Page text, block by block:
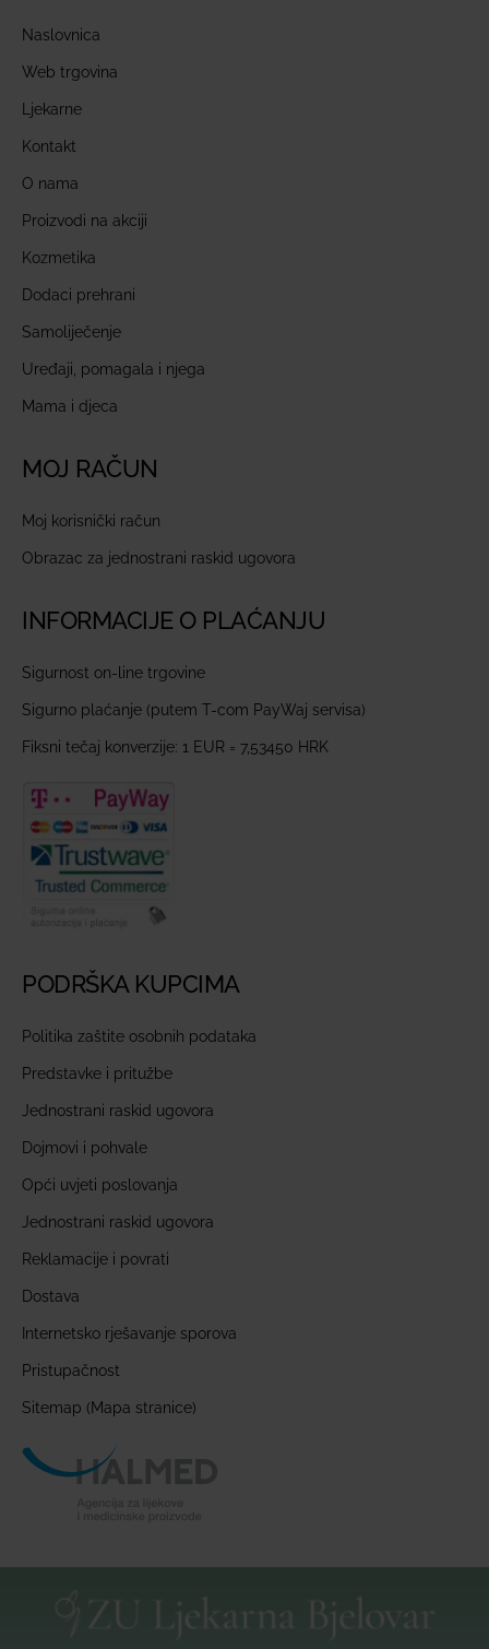
Naslovnica
Web trgovina
Ljekarne
Kontakt
O nama
Proizvodi na akciji
Kozmetika
Dodaci prehrani
Samoliječenje
Uređaji, pomagala i njega
Mama i djeca
MOJ RAČUN
Moj korisnički račun
Obrazac za jednostrani raskid ugovora
INFORMACIJE O PLAĆANJU
Sigurnost on-line trgovine
Sigurno plaćanje (putem T-com PayWaj servisa)
Fiksni tečaj konverzije: 1 EUR = 7,53450 HRK
PODRŠKA KUPCIMA
Politika zaštite osobnih podataka
Predstavke i pritužbe
Jednostrani raskid ugovora
Dojmovi i pohvale
Opći uvjeti poslovanja
Jednostrani raskid ugovora
Reklamacije i povrati
Dostava
Internetsko rješavanje sporova
Pristupačnost
Sitemap (Mapa stranice)